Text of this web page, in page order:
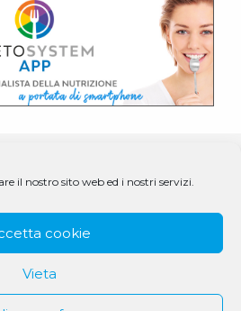
il nostro sito web ed i nostri servizi.
cookie
Vieta